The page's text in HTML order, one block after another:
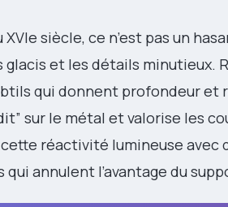
siècle, ce n’est pas un
glacis et les détails minutieux.
qui donnent profondeur et
sur le métal et valorise les
réactivité lumineuse avec
annulent l’avantage du